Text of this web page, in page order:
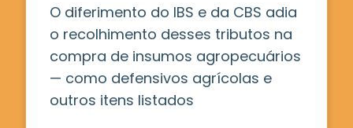
O diferimento do IBS e da CBS adia
o recolhimento desses tributos na
compra de insumos agropecuários
— como defensivos agrícolas e
outros itens listados